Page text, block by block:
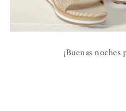
¡Buenas noches